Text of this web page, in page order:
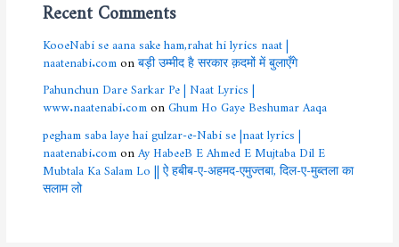
KooeNabi se aana sake ham,rahat hi lyrics naat |
naatenabi.comonबड़ी उम्मीद है सरकार क़दमों में बुलाएँगे
Pahunchun Dare Sarkar Pe | Naat Lyrics |
www.naatenabi.comonGhum Ho Gaye Beshumar Aaqa
pegham saba laye hai gulzar-e-Nabi se |naat lyrics |
naatenabi.comonAy HabeeB E Ahmed E Mujtaba Dil E
Mubtala Ka Salam Lo || ऐ हबीब-ए-अहमद-एमुज्तबा, दिल-ए-मुब्तला का
सलाम लो